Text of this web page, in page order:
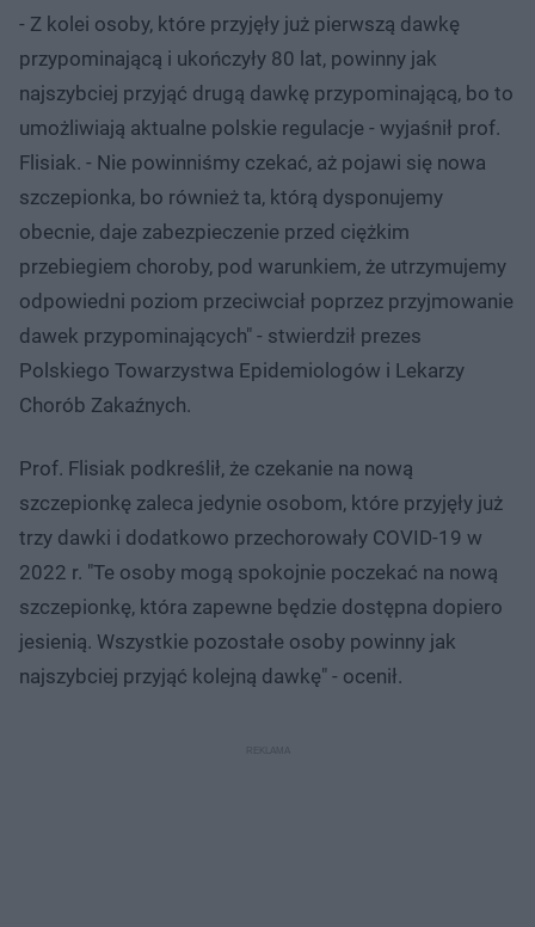
- Z kolei osoby, które przyjęły już pierwszą dawkę
przypominającą i ukończyły 80 lat, powinny jak
najszybciej przyjąć drugą dawkę przypominającą, bo to
umożliwiają aktualne polskie regulacje - wyjaśnił prof.
Flisiak. - Nie powinniśmy czekać, aż pojawi się nowa
szczepionka, bo również ta, którą dysponujemy
obecnie, daje zabezpieczenie przed ciężkim
przebiegiem choroby, pod warunkiem, że utrzymujemy
odpowiedni poziom przeciwciał poprzez przyjmowanie
dawek przypominających" - stwierdził prezes
Polskiego Towarzystwa Epidemiologów i Lekarzy
Chorób Zakaźnych.
Prof. Flisiak podkreślił, że czekanie na nową
szczepionkę zaleca jedynie osobom, które przyjęły już
trzy dawki i dodatkowo przechorowały COVID-19 w
2022 r. "Te osoby mogą spokojnie poczekać na nową
szczepionkę, która zapewne będzie dostępna dopiero
jesienią. Wszystkie pozostałe osoby powinny jak
najszybciej przyjąć kolejną dawkę" - ocenił.